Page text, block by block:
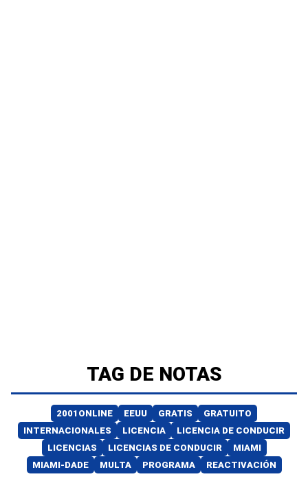
TAG DE NOTAS
2001ONLINE EEUU GRATIS
GRATUITO
INTERNACIONALES
LICENCIA
LICENCIA DE CONDUCIR
LICENCIAS
LICENCIAS DE CONDUCIR
MIAMI
MIAMI-DADE
MULTA PROGRAMA REACTIVACIÓN